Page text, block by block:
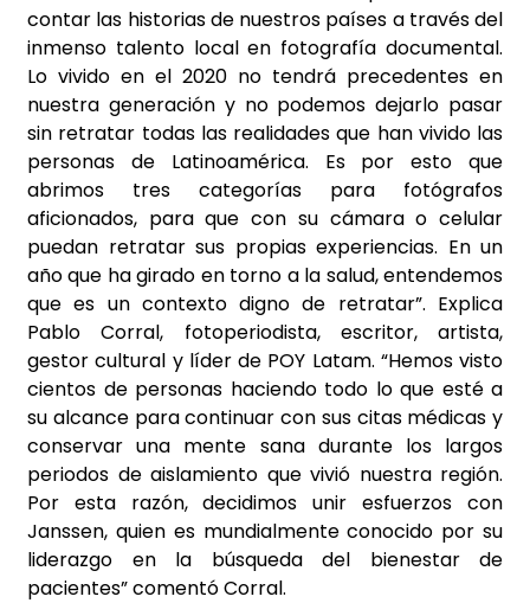
contar las historias de nuestros países a través del
inmenso talento local en fotografía documental.
Lo vivido en el 2020 no tendrá precedentes en
nuestra generación y no podemos dejarlo pasar
sin retratar todas las realidades que han vivido las
personas de Latinoamérica. Es por esto que
abrimos tres categorías para fotógrafos
aficionados, para que con su cámara o celular
puedan retratar sus propias experiencias. En un
año que ha girado en torno a la salud, entendemos
que es un contexto digno de retratar”. Explica
Pablo Corral, fotoperiodista, escritor, artista,
gestor cultural y líder de POY Latam. “Hemos visto
cientos de personas haciendo todo lo que esté a
su alcance para continuar con sus citas médicas y
conservar una mente sana durante los largos
periodos de aislamiento que vivió nuestra región.
Por esta razón, decidimos unir esfuerzos con
Janssen, quien es mundialmente conocido por su
liderazgo en la búsqueda del bienestar de
pacientes” comentó Corral.